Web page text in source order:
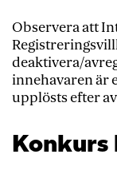
Observera att
deaktivera/
innehavaren är
upplösts efter
Konkurs